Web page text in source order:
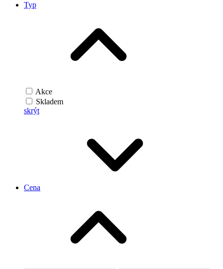
Typ
Akce
Skladem
skrýt
Cena